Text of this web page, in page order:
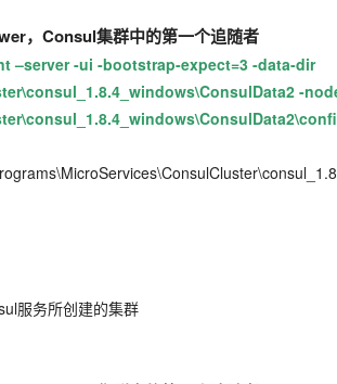
，Consul集群中的第一个追随者
–server -ui -bootstrap-expect=3 -data-dir
-
创建的集群